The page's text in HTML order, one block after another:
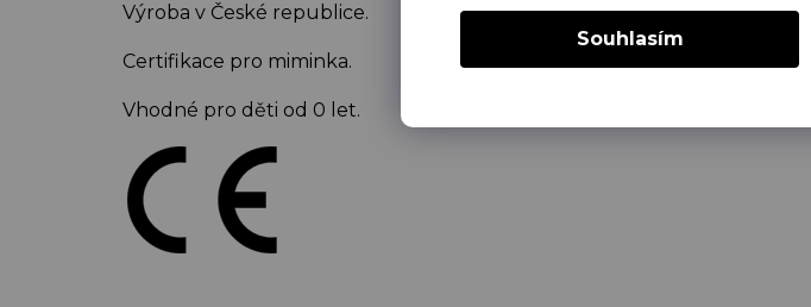
Souhlasím
Výroba v České republice.
Certifikace pro miminka.
Vhodné pro děti od 0 let.